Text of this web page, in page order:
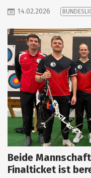
14.02.2026
Beide
Finalticket ist